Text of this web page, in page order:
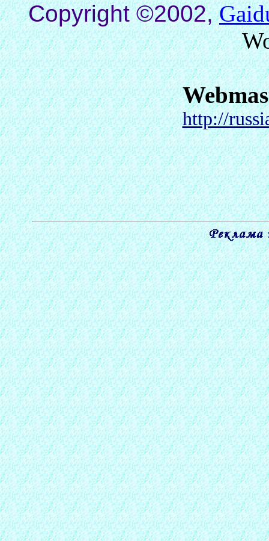
Copyright ©2002,
http://